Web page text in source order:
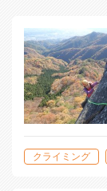
クライミング